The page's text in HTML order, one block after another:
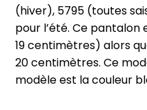
(hiver), 5795 (toutes
pour l’été. Ce pantalon
19 centimètres) alors
20 centimètres. Ce
modèle est la couleur